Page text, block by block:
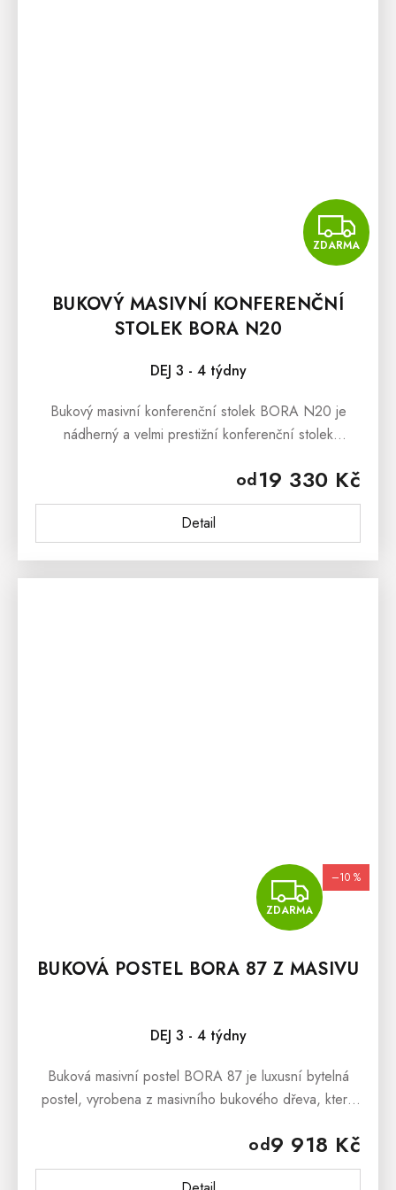
ZDARMA
BUKOVÝ MASIVNÍ KONFERENČNÍ
STOLEK BORA N20
DEJ 3 - 4 týdny
od19 330 Kč
Detail
Bukový masivní konferenční stolek BORA N20 je
nádherný a velmi prestižní konferenční stolek
svým masivním zpracováním a...
ZDARMA
–10 %
BUKOVÁ POSTEL BORA 87 Z MASIVU
DEJ 3 - 4 týdny
od9 918 Kč
Buková masivní postel BORA 87 je luxusní bytelná
postel, vyrobena z masivního bukového dřeva, která
provedenímBuková masivní...